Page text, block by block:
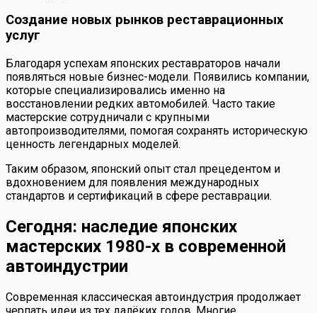
Создание новых рынков реставрационных
услуг
Благодаря успехам японских реставраторов начали
появляться новые бизнес-модели. Появились компании,
которые специализировались именно на
восстановлении редких автомобилей. Часто такие
мастерские сотрудничали с крупными
автопроизводителями, помогая сохранять историческую
ценность легендарных моделей.
Таким образом, японский опыт стал прецедентом и
вдохновением для появления международных
стандартов и сертификаций в сфере реставрации.
Сегодня: наследие японских
мастерских 1980-х в современной
автоиндустрии
Современная классическая автоиндустрия продолжает